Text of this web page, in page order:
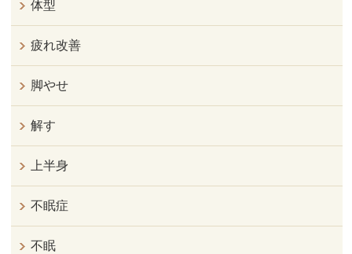
体型
疲れ改善
脚やせ
解す
上半身
不眠症
不眠